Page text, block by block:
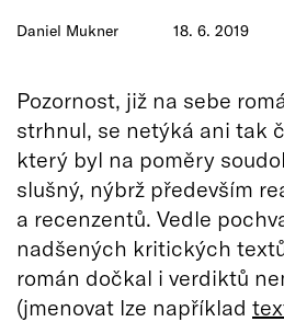
Daniel Mukner 18. 6. 2019
Pozornost, již na sebe
strhnul, se netýká ani tak
který byl na poměry
slušný, nýbrž především
a recenzentů. Vedle
nadšených kritických
román dočkal i verdiktů
(jmenovat lze například